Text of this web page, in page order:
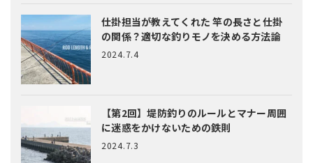
仕掛担当が教えてくれた竿の長さと仕掛
の関係？適切な釣りモノを決める方法論
2024.7.4
【第2回】堤防釣りのルールとマナー周囲
に迷惑をかけないための鉄則
2024.7.3